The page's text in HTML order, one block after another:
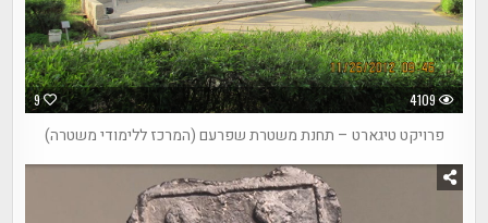
9 4109
פרויקט טיגארט – תחנת משטרת שפרעם (המרכז ללימודי משטרה)